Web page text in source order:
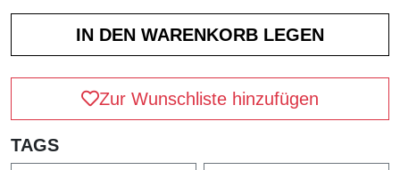
Zur Wunschliste hinzufügen
TAGS